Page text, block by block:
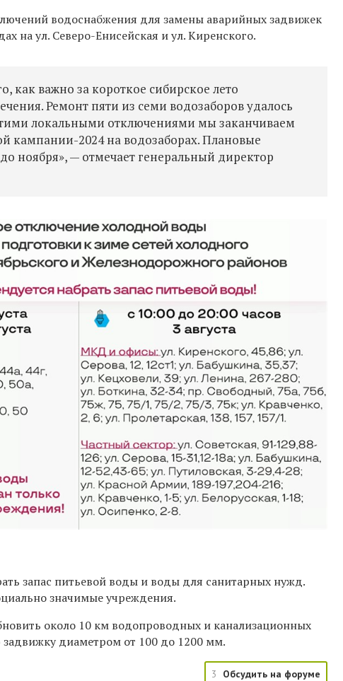
водоснабжения для замены аварийных задвижек
на ул. Северо-Енисейская и ул. Киренского.
как важно за короткое сибирское лето
Ремонт пяти из семи водозаборов удалось
локальными отключениями мы заканчиваем
кампании-2024 на водозаборах. Плановые
ноября», — отмечает генеральный директор
запас питьевой воды и воды для санитарных нужд.
значимые учреждения.
около 10 км водопроводных и канализационных
задвижку диаметром от 100 до 1200 мм.
3 Обсудить на форуме